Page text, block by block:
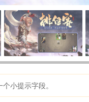
小提示字段。